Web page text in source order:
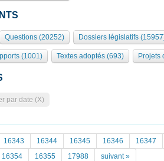
Questions (20252) Dossiers législatifs
(1001) Textes adoptés (693) Projets
par date (X)
16343 16344 16345 16346 16347
16354 16355 17988 suivant »